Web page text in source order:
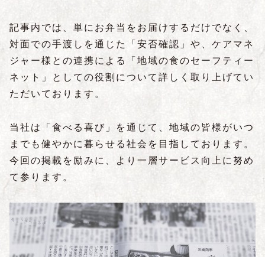
記事内では、単にお弁当をお届けするだけでなく、
対面での手渡しを通じた「安否確認」や、ケアマネ
ジャー様との連携による「地域の食のセーフティー
ネット」としての役割について詳しく取り上げてい
ただいております。
当社は「食べる喜び」を通じて、地域の皆様がいつ
までも健やかに暮らせる社会を目指しております。
今回の掲載を励みに、より一層サービス向上に努め
て参ります。